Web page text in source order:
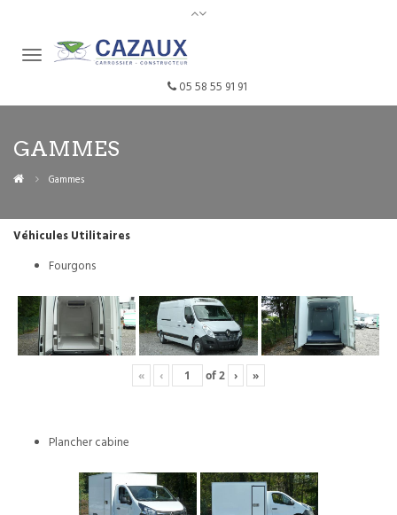
05 58 55 91 91
GAMMES
Gammes
Véhicules Utilitaires
Fourgons
« ‹ of2 › »
Plancher cabine